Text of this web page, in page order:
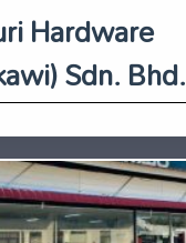
Hardware
Sdn. Bhd.